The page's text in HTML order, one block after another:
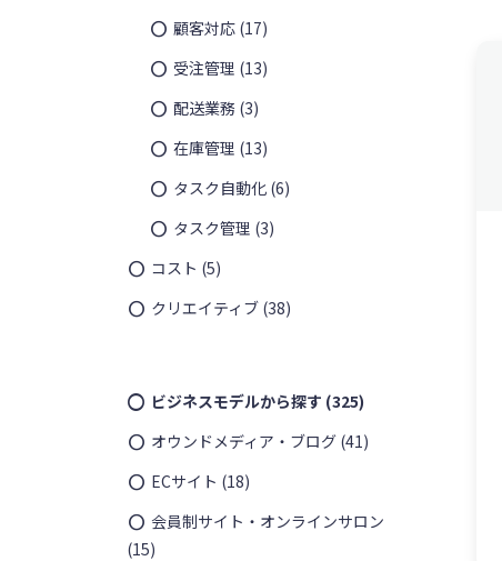
顧客対応 (17)
受注管理 (13)
配送業務 (3)
在庫管理 (13)
タスク自動化 (6)
タスク管理 (3)
コスト (5)
クリエイティブ (38)
ビジネスモデルから探す (325)
オウンドメディア・ブログ (41)
ECサイト (18)
会員制サイト・オンラインサロン
(15)